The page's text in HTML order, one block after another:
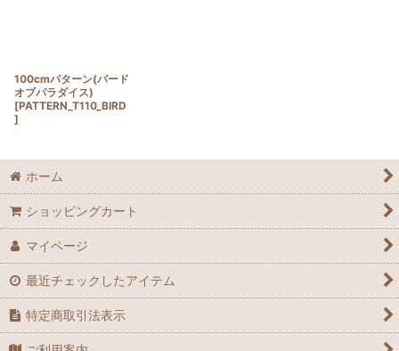
100cmパターン(バード
オブパラダイス)
[PATTERN_T110_BIRD
]
ホーム
ショッピングカート
マイページ
最近チェックしたアイテム
特定商取引法表示